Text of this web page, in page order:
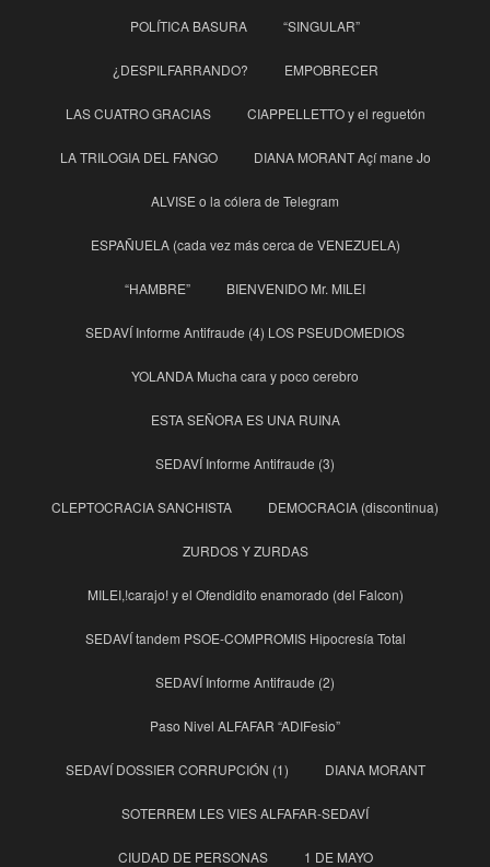
POLÍTICA BASURA “SINGULAR”
¿DESPILFARRANDO? EMPOBRECER
LAS CUATRO GRACIAS CIAPPELLETTO y el reguetón
LA TRILOGIA DEL FANGO DIANA MORANT Açí mane Jo
ALVISE o la cólera de Telegram
ESPAÑUELA (cada vez más cerca de VENEZUELA)
“HAMBRE” BIENVENIDO Mr. MILEI
SEDAVÍ Informe Antifraude (4) LOS PSEUDOMEDIOS
YOLANDA Mucha cara y poco cerebro
ESTA SEÑORA ES UNA RUINA
SEDAVÍ Informe Antifraude (3)
CLEPTOCRACIA SANCHISTA DEMOCRACIA (discontinua)
ZURDOS Y ZURDAS
MILEI,!carajo! y el Ofendidito enamorado (del Falcon)
SEDAVÍ tandem PSOE-COMPROMIS Hipocresía Total
SEDAVÍ Informe Antifraude (2)
Paso Nivel ALFAFAR “ADIFesio”
SEDAVÍ DOSSIER CORRUPCIÓN (1) DIANA MORANT
SOTERREM LES VIES ALFAFAR-SEDAVÍ
CIUDAD DE PERSONAS 1 DE MAYO